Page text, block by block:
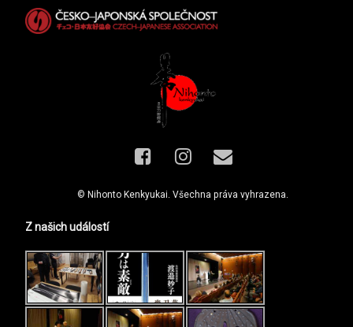
Facebook
Instagram
E-mail
© Nihonto Kenkyukai. Všechna práva vyhrazena.
Z našich událostí